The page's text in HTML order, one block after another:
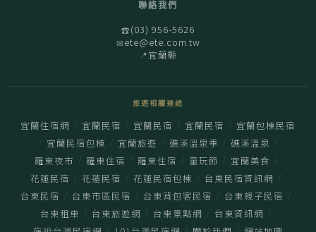
聯絡我們
☎(03) 956-5626
✉ete@ete.com.tw
📍宜蘭縣
旅遊相關連結
宜蘭住宿網 宜蘭民宿 宜蘭民宿 宜蘭民宿 宜蘭包棟民宿
宜蘭民宿包棟 宜蘭旅遊 礁溪溫泉季 礁溪溫泉
羅東夜市 羅東住宿 羅東住宿 童玩節 宜蘭美食
花蓮民宿 花蓮民宿 花蓮民宿包棟 台東民宿資訊網
台東民宿 台東市區民宿 台東背包客民宿 台東親子民宿
台東租車 台東旅遊網 台東景點網 台東資訊網